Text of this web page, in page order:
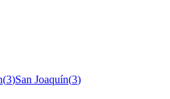
(3)San Joaquín(3)